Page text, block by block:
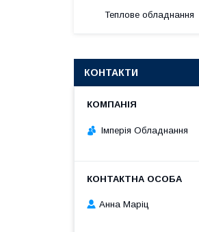
Теплове обладнання
КОНТАКТИ
Імперія Обладнання
Анна Марiц